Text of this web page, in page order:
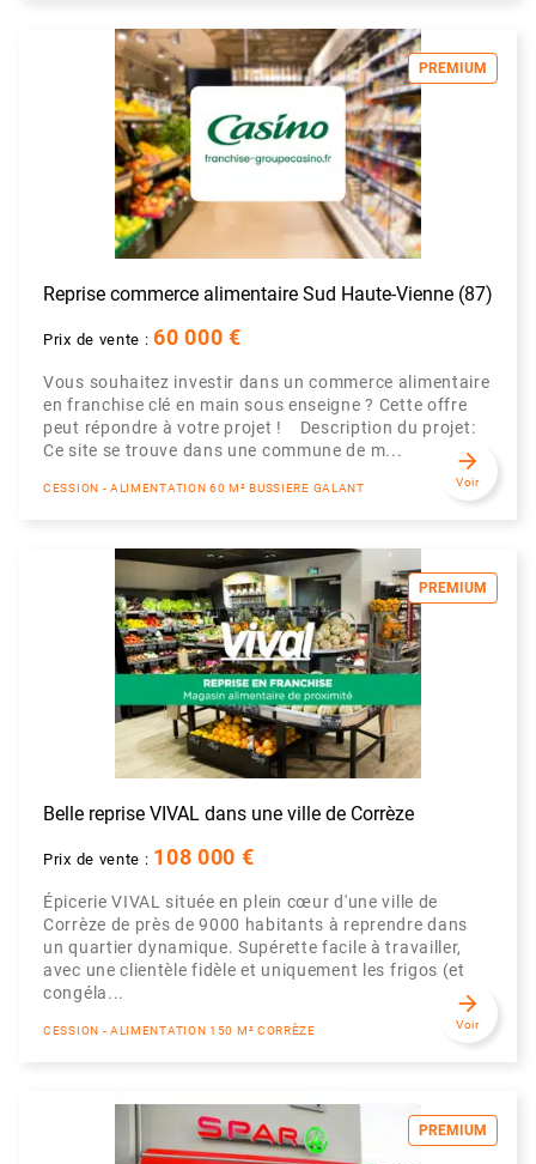
PREMIUM
Reprise commerce alimentaire Sud Haute-Vienne (87)
Prix de vente :60 000 €
Vous souhaitez investir dans un commerce alimentaire
en franchise clé en main sous enseigne ? Cette offre
peut répondre à votre projet ! Description du projet:
Ce site se trouve dans une commune de m...
CESSION - ALIMENTATION 60 M² BUSSIERE GALANT
arrow_forward
Voir
PREMIUM
Belle reprise VIVAL dans une ville de Corrèze
Prix de vente : 108 000 €
Épicerie VIVAL située en plein cœur d'une ville de
Corrèze de près de 9000 habitants à reprendre dans
un quartier dynamique. Supérette facile à travailler,
avec une clientèle fidèle et uniquement les frigos (et
congéla...
CESSION - ALIMENTATION 150 M² CORRÈZE
arrow_forward
Voir
PREMIUM